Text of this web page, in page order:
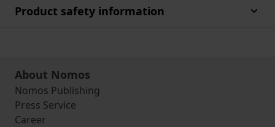
Product safety information
About Nomos
Nomos Publishing
Press Service
Career